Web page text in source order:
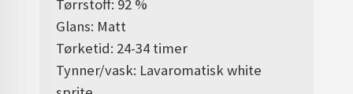
Tørrstoff: 92 %
Glans: Matt
Tørketid: 24-34 timer
Tynner/vask: Lavaromatisk white